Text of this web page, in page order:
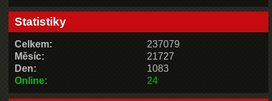
Statistiky
Online: 24
Celkem:
237079
Měsíc:
21727
Den:
1083